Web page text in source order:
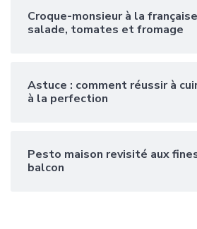
Croque-monsieur à la
salade, tomates et fromage
Astuce : comment réussir à
à la perfection
Pesto maison revisité aux
balcon